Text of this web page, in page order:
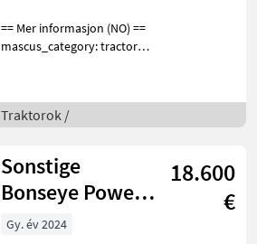
== Mer informasjon (NO) ==
mascus_category: tractors
See
en.landbrukssalg.no/9514
Specification
Traktorok /
Sonstige
Bonseye Power
Nock
18.600
€
Gy. év 2024